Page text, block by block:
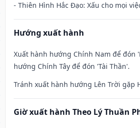
- Thiên Hình Hắc Đạo: Xấu cho mọi
Hướng xuất hành
Xuất hành hướng Chính Nam để đón
hướng Chính Tây để đón 'Tài Thần'.
Tránh xuất hành hướng Lên Trời gặp
Giờ xuất hành Theo Lý Thuần